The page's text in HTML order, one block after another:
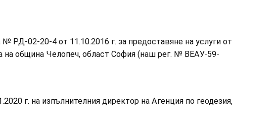
РД-02-20-4 от 11.10.2016 г. за предоставяне на услуги от
на община Челопеч, област София (наш рег. № ВЕАУ-59-
г. на изпълнителния директор на Агенция по геодезия,